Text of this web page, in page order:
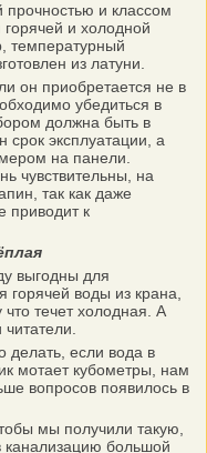
прочностью и классом
и холодной
температурный
из латуни.
он приобретается не в
убедиться в
должна быть в
срок эксплуатации, а
на панели.
чувствительны, на
так как даже
приводит к
выгодны для
воды из крана,
течет холодная. А
делать, если вода в
мотает кубометры, нам
вопросов появилось в
мы получили такую,
канализацию большой